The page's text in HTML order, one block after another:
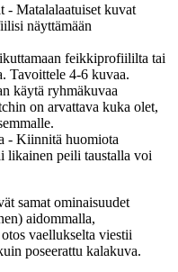
- Matalalaatuiset kuvat
näyttämään
feikkiprofiililta tai
Tavoittele 4-6 kuvaa.
käytä ryhmäkuvaa
on arvattava kuka olet,
- Kiinnitä huomiota
likainen peili taustalla voi
samat ominaisuudet
aidommalla,
vaellukselta viestii
poseerattu kalakuva.